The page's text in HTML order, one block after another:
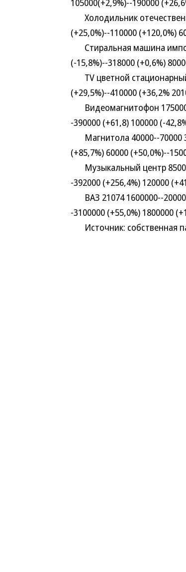
105000(+2,9%)--190000
Холодильник
(+25,0%)--110000 (+120,0%)
Стиральная машина
(-15,8%)--318000 (+0,6%)
TV цветной стационарный
(+29,5%)--410000 (+36,2%
Видеомагнитофон
-390000 (+61,8) 100000 (-
Магнитола 40000--70000
(+85,7%) 60000 (+50,0%)--
Музыкальный центр
-392000 (+256,4%) 120000
ВАЗ 21074 1600000--
-3100000 (+55,0%) 1800000
Источник: собственная